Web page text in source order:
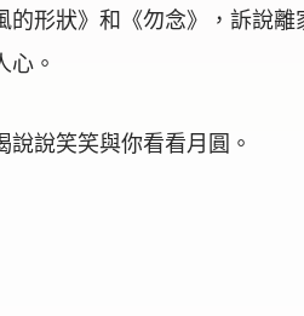
的形狀》和《勿念》，訴說
心。
說笑笑與你看看月圓。